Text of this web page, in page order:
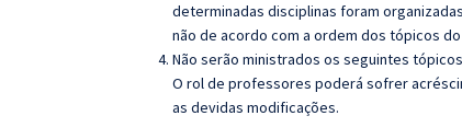
determinadas disciplinas foram
não de acordo com a ordem dos tópicos
Não serão ministrados os seguintes
O rol de professores poderá sofrer
as devidas modificações.